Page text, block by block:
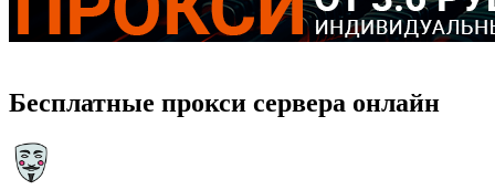
Бесплатные прокси сервера онлайн